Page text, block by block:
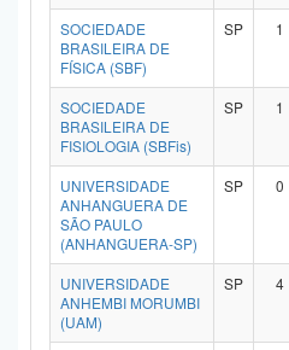
SOCIEDADE
BRASILEIRA DE
FÍSICA (SBF)
SP 1
SOCIEDADE
BRASILEIRA DE
FISIOLOGIA (SBFis)
SP 1
UNIVERSIDADE
ANHANGUERA DE
SÃO PAULO
(ANHANGUERA-SP)
SP 0
UNIVERSIDADE
ANHEMBI MORUMBI
(UAM)
SP 4